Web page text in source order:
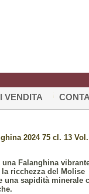
VENDITA
2024 75 cl. 13 Vol.
Falanghina
ricchezza del Molise
una sapidità minerale